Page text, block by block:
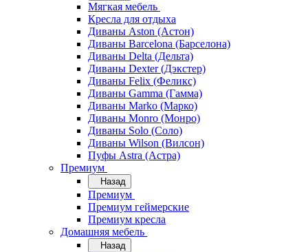
Мягкая мебель
Кресла для отдыха
Диваны Aston (Астон)
Диваны Barcelona (Барселона)
Диваны Delta (Дельта)
Диваны Dexter (Дэкстер)
Диваны Felix (Феликс)
Диваны Gamma (Гамма)
Диваны Marko (Марко)
Диваны Monro (Монро)
Диваны Solo (Соло)
Диваны Wilson (Вилсон)
Пуфы Astra (Астра)
Премиум
Назад
Премиум
Премиум геймерские
Премиум кресла
Домашняя мебель
Назад